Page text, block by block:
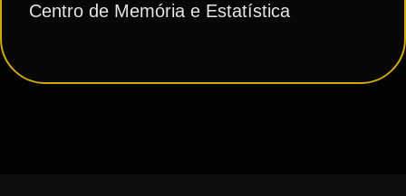
Centro de Memória e Estatística